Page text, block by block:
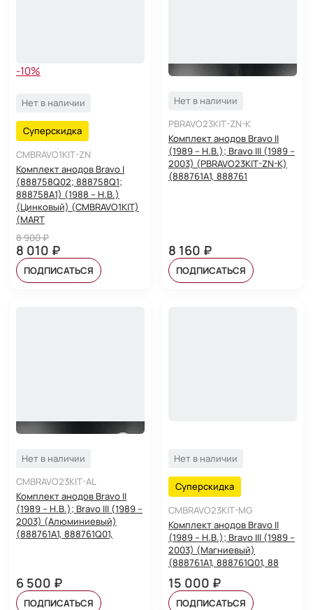
-10%
Нет в наличии
Суперскидка
CMBRAVO1KIT-ZN
Комплект анодов Bravo I
(888758Q02; 888758Q1;
888758A1) (1988 – Н.В.)
(Цинковый) (CMBRAVO1KIT)
(MART
8 900 ₽
8 010 ₽
ПОДПИСАТЬСЯ
Нет в наличии
PBRAVO23KIT-ZN-K
Комплект анодов Bravo II
(1989 – Н.В.); Bravo III (1989 –
2003) (PBRAVO23KIT-ZN-K)
(888761A1, 888761
8 160 ₽
ПОДПИСАТЬСЯ
Нет в наличии
CMBRAVO23KIT-AL
Комплект анодов Bravo II
(1989 – Н.В.); Bravo III (1989 –
2003) (Алюминиевый)
(888761A1, 888761Q01,
6 500 ₽
ПОДПИСАТЬСЯ
Нет в наличии
Суперскидка
CMBRAVO23KIT-MG
Комплект анодов Bravo II
(1989 – Н.В.); Bravo III (1989 –
2003) (Магниевый)
(888761A1, 888761Q01, 88
15 000 ₽
ПОДПИСАТЬСЯ